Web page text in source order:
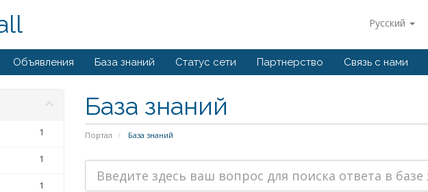
Русский
Объявления База знаний Статус сети Партнерство Связь с нами
База знаний
Портал База знаний
1
1
1